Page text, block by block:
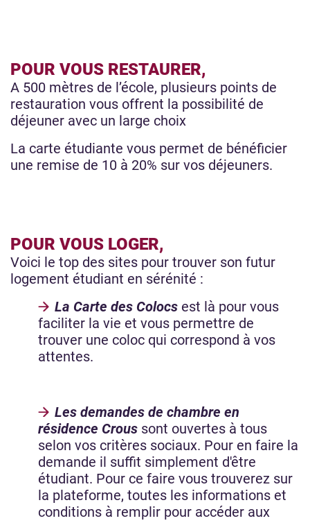
POUR VOUS RESTAURER,
A 500 mètres de l’école, plusieurs points de
restauration vous offrent la possibilité de
déjeuner avec un large choix
La carte étudiante vous permet de bénéficier
une remise de 10 à 20% sur vos déjeuners.
POUR VOUS LOGER,
Voici le top des sites pour trouver son futur
logement étudiant en sérénité :
La Carte des Colocs est là pour vous
faciliter la vie et vous permettre de
trouver une coloc qui correspond à vos
attentes.
Les demandes de chambre en
résidence Crous sont ouvertes à tous
selon vos critères sociaux. Pour en faire la
demande il suffit simplement d'être
étudiant. Pour ce faire vous trouverez sur
la plateforme, toutes les informations et
conditions à remplir pour accéder aux